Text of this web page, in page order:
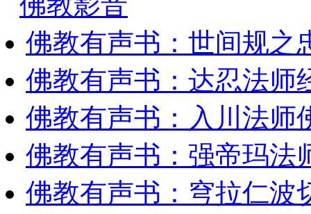
佛教有声书：世间规
佛教有声书：达忍法师
佛教有声书：入川法师
佛教有声书：强帝玛法
佛教有声书：穹拉仁波